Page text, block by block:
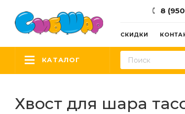
8
СКИДКИ
КАТАЛОГ
Хвост для шара